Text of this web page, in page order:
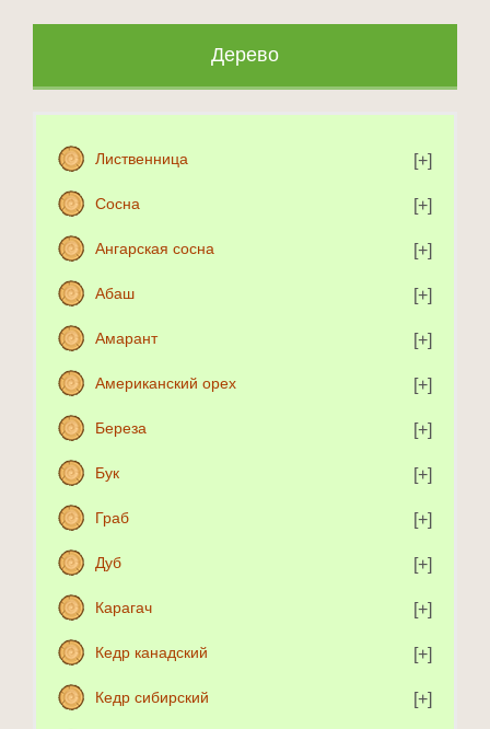
Дерево
Лиственница
Сосна
Ангарская сосна
Абаш
Амарант
Американский орех
Береза
Бук
Граб
Дуб
Карагач
Кедр канадский
Кедр сибирский